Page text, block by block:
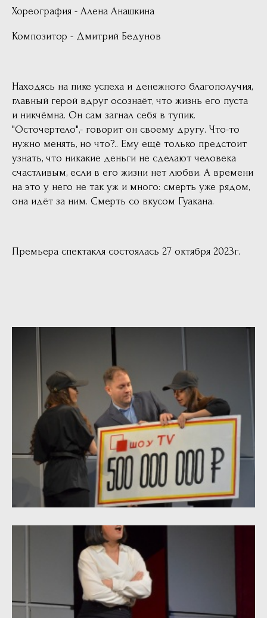
Хореография - Алена Анашкина
Композитор - Дмитрий Бедунов
Находясь на пике успеха и денежного благополучия,
главный герой вдруг осознаёт, что жизнь его пуста
и никчёмна. Он сам загнал себя в тупик.
"Осточертело",- говорит он своему другу. Что-то
нужно менять, но что?.. Ему ещё только предстоит
узнать, что никакие деньги не сделают человека
счастливым, если в его жизни нет любви. А времени
на это у него не так уж и много: смерть уже рядом,
она идёт за ним. Смерть со вкусом Гуакана.
Премьера спектакля состоялась 27 октября 2023г.